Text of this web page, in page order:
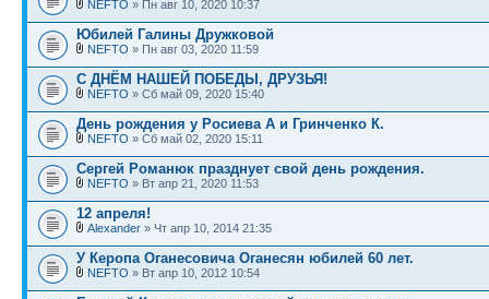
NEFTO » Пн авг 10, 2020 10:37
Юбилей Галины Дружковой
NEFTO » Пн авг 03, 2020 11:59
С ДНЁМ НАШЕЙ ПОБЕДЫ, ДРУЗЬЯ!
NEFTO » Сб май 09, 2020 15:40
День рождения у Росиева А и Гринченко К.
NEFTO » Сб май 02, 2020 15:11
Сергей Романюк празднует свой день рождения.
NEFTO » Вт апр 21, 2020 11:53
12 апреля!
Alexander » Чт апр 10, 2014 21:35
У Керопа Оганесовича Оганесян юбилей 60 лет.
NEFTO » Вт апр 10, 2012 10:54